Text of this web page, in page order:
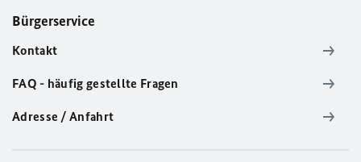
Bürgerservice
Kontakt
FAQ - häufig gestellte Fragen
Adresse / Anfahrt